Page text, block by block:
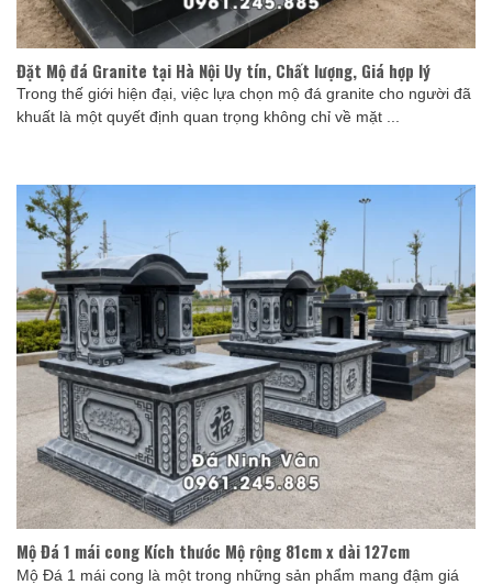
Đặt Mộ đá Granite tại Hà Nội Uy tín, Chất lượng, Giá hợp lý
Trong thế giới hiện đại, việc lựa chọn mộ đá granite cho người đã
khuất là một quyết định quan trọng không chỉ về mặt ...
Mộ Đá 1 mái cong Kích thước Mộ rộng 81cm x dài 127cm
Mộ Đá 1 mái cong là một trong những sản phẩm mang đậm giá